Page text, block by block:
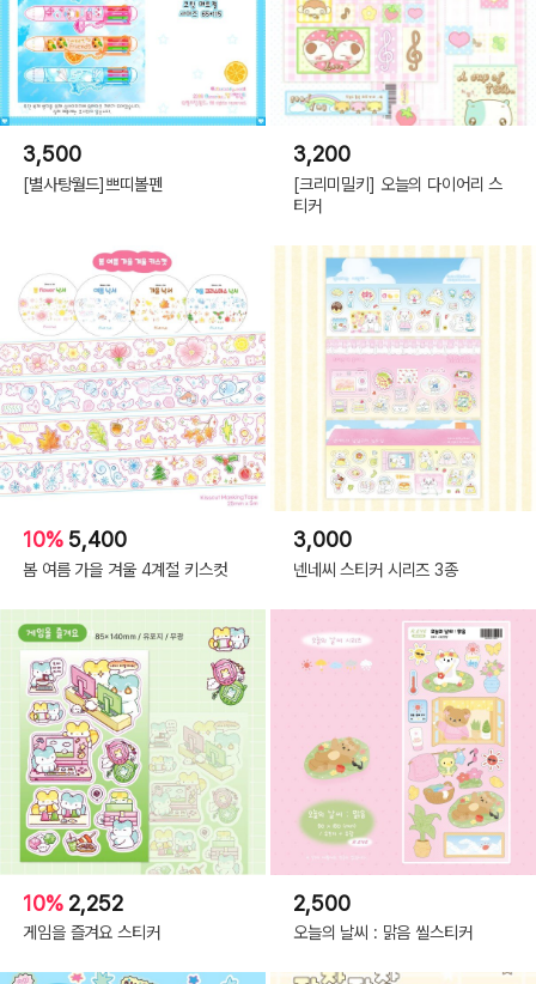
3,500
[별사탕월드]쁘띠볼펜
3,200
[크리미밀키] 오늘의 다이어리 스
티커
10% 5,400
봄 여름 가을 겨울 4계절 키스컷
3,000
넨네씨 스티커 시리즈 3종
10% 2,252
게임을 즐겨요 스티커
2,500
오늘의 날씨 : 맑음 씰스티커